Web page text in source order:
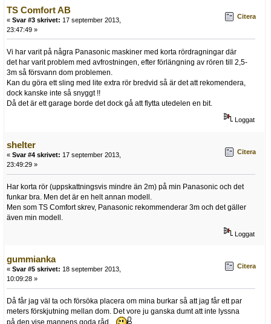
TS Comfort AB
« Svar #3 skrivet: 17 september 2013,
23:47:49 »
Citera
Vi har varit på några Panasonic maskiner med korta rördragningar där
det har varit problem med avfrostningen, efter förlängning av rören till 2,5-
3m så försvann dom problemen.
Kan du göra ett sling med lite extra rör bredvid så är det att rekomendera,
dock kanske inte så snyggt !!
Då det är ett garage borde det dock gå att flytta utedelen en bit.
Loggat
shelter
« Svar #4 skrivet: 17 september 2013,
23:49:29 »
Citera
Har korta rör (uppskattningsvis mindre än 2m) på min Panasonic och det
funkar bra. Men det är en helt annan modell.
Men som TS Comfort skrev, Panasonic rekommenderar 3m och det gäller
även min modell.
Loggat
gummianka
« Svar #5 skrivet: 18 september 2013,
10:09:28 »
Citera
Då får jag väl ta och försöka placera om mina burkar så att jag får ett par
meters förskjutning mellan dom. Det vore ju ganska dumt att inte lyssna
på den vise mannens goda råd.